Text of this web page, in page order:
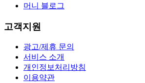
머니 블로그
고객지원
광고/제휴 문의
서비스 소개
개인정보처리방침
이용약관